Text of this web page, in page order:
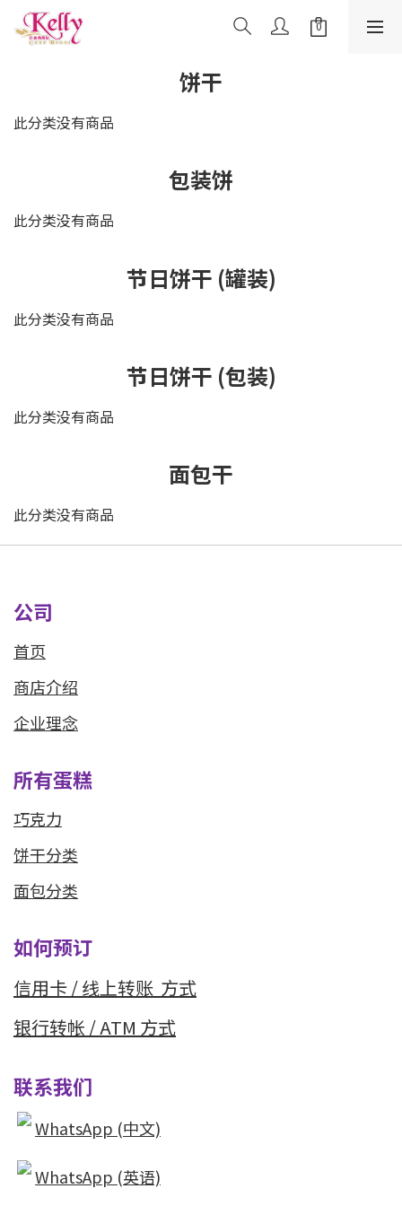
饼干
此分类没有商品
包装饼
此分类没有商品
节日饼干 (罐装)
此分类没有商品
节日饼干 (包装)
此分类没有商品
面包干
此分类没有商品
公司
首页
商店介绍
企业理念
所有蛋糕
巧克力
饼干分类
面包分类
如何预订
信用卡 / 线上转账 方式
银行转帐 / ATM 方式
联系我们
WhatsApp (中文)
WhatsApp (英语)